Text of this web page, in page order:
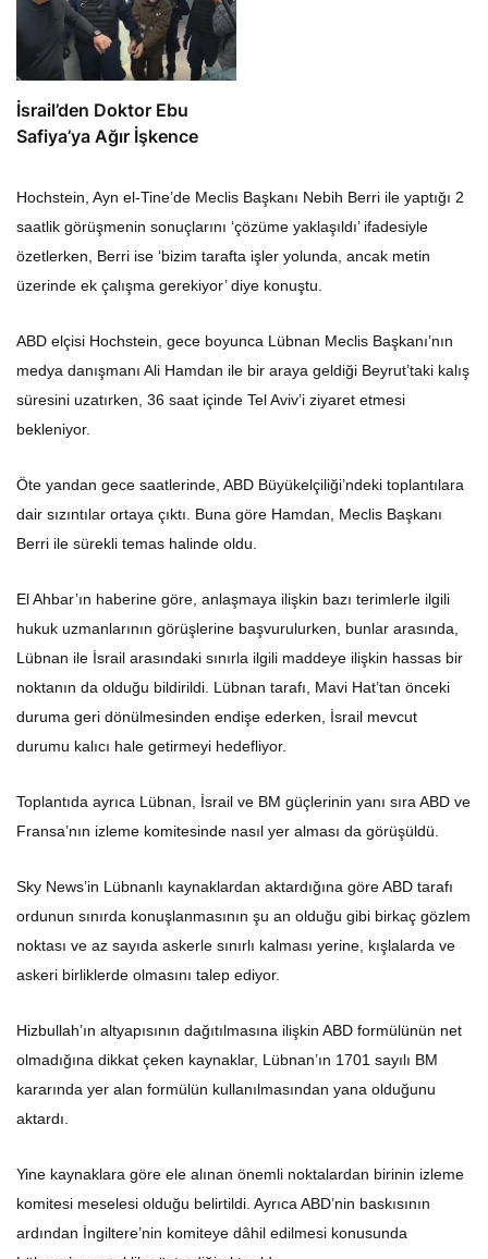
İsrail’den Doktor Ebu
Safiya’ya Ağır İşkence
Hochstein, Ayn el-Tine’de Meclis Başkanı Nebih Berri ile yaptığı 2
saatlik görüşmenin sonuçlarını ‘çözüme yaklaşıldı’ ifadesiyle
özetlerken, Berri ise ‘bizim tarafta işler yolunda, ancak metin
üzerinde ek çalışma gerekiyor’ diye konuştu.
ABD elçisi Hochstein, gece boyunca Lübnan Meclis Başkanı’nın
medya danışmanı Ali Hamdan ile bir araya geldiği Beyrut’taki kalış
süresini uzatırken, 36 saat içinde Tel Aviv’i ziyaret etmesi
bekleniyor.
Öte yandan gece saatlerinde, ABD Büyükelçiliği’ndeki toplantılara
dair sızıntılar ortaya çıktı. Buna göre Hamdan, Meclis Başkanı
Berri ile sürekli temas halinde oldu.
El Ahbar’ın haberine göre, anlaşmaya ilişkin bazı terimlerle ilgili
hukuk uzmanlarının görüşlerine başvurulurken, bunlar arasında,
Lübnan ile İsrail arasındaki sınırla ilgili maddeye ilişkin hassas bir
noktanın da olduğu bildirildi. Lübnan tarafı, Mavi Hat’tan önceki
duruma geri dönülmesinden endişe ederken, İsrail mevcut
durumu kalıcı hale getirmeyi hedefliyor.
Toplantıda ayrıca Lübnan, İsrail ve BM güçlerinin yanı sıra ABD ve
Fransa’nın izleme komitesinde nasıl yer alması da görüşüldü.
Sky News’in Lübnanlı kaynaklardan aktardığına göre ABD tarafı
ordunun sınırda konuşlanmasının şu an olduğu gibi birkaç gözlem
noktası ve az sayıda askerle sınırlı kalması yerine, kışlalarda ve
askeri birliklerde olmasını talep ediyor.
Hizbullah’ın altyapısının dağıtılmasına ilişkin ABD formülünün net
olmadığına dikkat çeken kaynaklar, Lübnan’ın 1701 sayılı BM
kararında yer alan formülün kullanılmasından yana olduğunu
aktardı.
Yine kaynaklara göre ele alınan önemli noktalardan birinin izleme
komitesi meselesi olduğu belirtildi. Ayrıca ABD’nin baskısının
ardından İngiltere’nin komiteye dâhil edilmesi konusunda
Lübnan’ın esneklik gösterdiği aktarıldı.